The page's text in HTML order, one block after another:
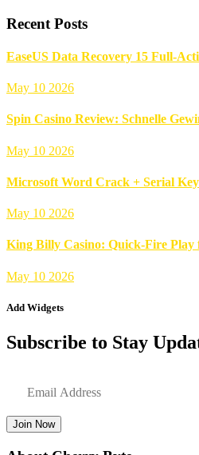
Recent Posts
EaseUS Data Recovery 15 Full-
May 10 2026
Spin Casino Review: Schnelle
May 10 2026
Microsoft Word Crack + Serial Key
May 10 2026
King Billy Casino: Quick‑Fire Play
May 10 2026
Add Widgets
Subscribe to Stay
Join Now